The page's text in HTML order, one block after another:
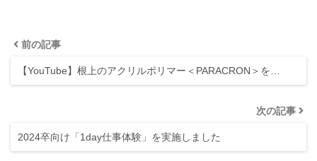
前の記事
【YouTube】根上のアクリルポリマー＜PARACRON＞を…
次の記事
2024卒向け「1day仕事体験」を実施しました